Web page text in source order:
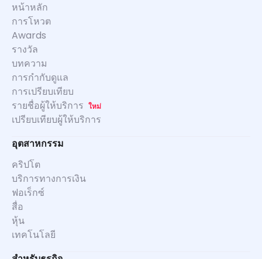
หน้าหลัก
การโหวต
Awards
รางวัล
บทความ
การกำกับดูแล
การเปรียบเทียบ
รายชื่อผู้ให้บริการ ใหม่
เปรียบเทียบผู้ให้บริการ
อุตสาหกรรม
คริปโต
บริการทางการเงิน
ฟอเร็กซ์
สื่อ
หุ้น
เทคโนโลยี